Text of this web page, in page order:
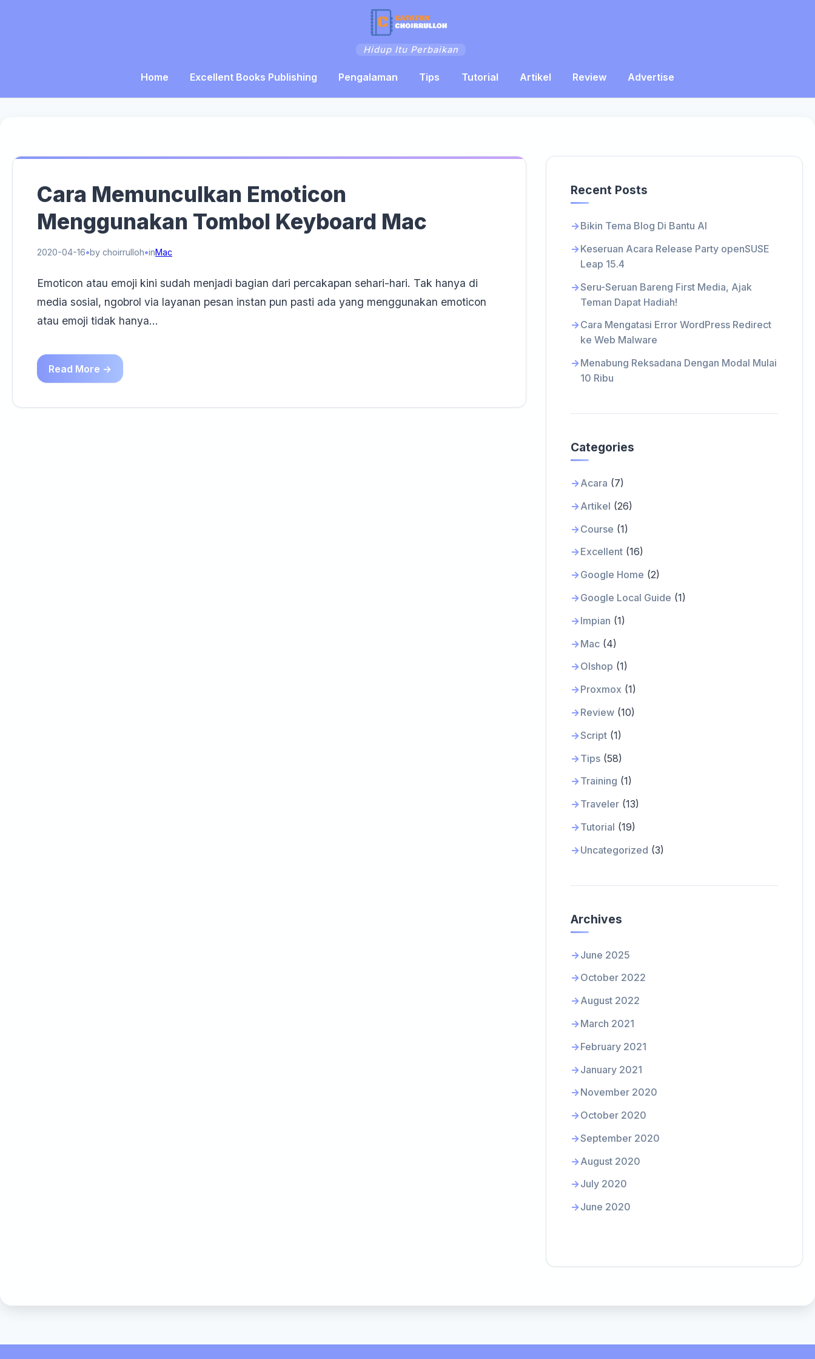
Hidup Itu Perbaikan
Home Excellent Books Publishing Pengalaman Tips Tutorial Artikel Review Advertise
Cara Memunculkan Emoticon
Menggunakan Tombol Keyboard Mac
2020-04-16 by choirrulloh inMac
Emoticon atau emoji kini sudah menjadi bagian dari percakapan sehari-hari. Tak hanya di
media sosial, ngobrol via layanan pesan instan pun pasti ada yang menggunakan emoticon
atau emoji tidak hanya…
Read More →
Recent Posts
Bikin Tema Blog Di Bantu AI
Keseruan Acara Release Party openSUSE
Leap 15.4
Seru-Seruan Bareng First Media, Ajak
Teman Dapat Hadiah!
Cara Mengatasi Error WordPress Redirect
ke Web Malware
Menabung Reksadana Dengan Modal Mulai
10 Ribu
Categories
Acara (7)
Artikel (26)
Course (1)
Excellent (16)
Google Home (2)
Google Local Guide (1)
Impian (1)
Mac (4)
Olshop (1)
Proxmox (1)
Review (10)
Script (1)
Tips (58)
Training (1)
Traveler (13)
Tutorial (19)
Uncategorized (3)
Archives
June 2025
October 2022
August 2022
March 2021
February 2021
January 2021
November 2020
October 2020
September 2020
August 2020
July 2020
June 2020